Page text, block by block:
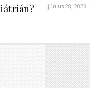
június 28, 2023